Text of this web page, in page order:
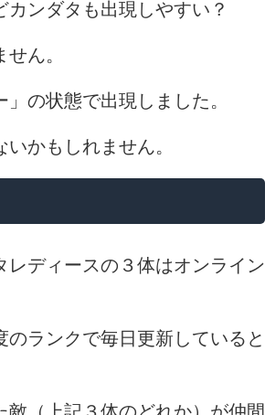
ンダタも出現しやすい？
ん。
の状態で出現しました。
かもしれません。
レディースの３体はオンライン
のランクで毎日更新していると